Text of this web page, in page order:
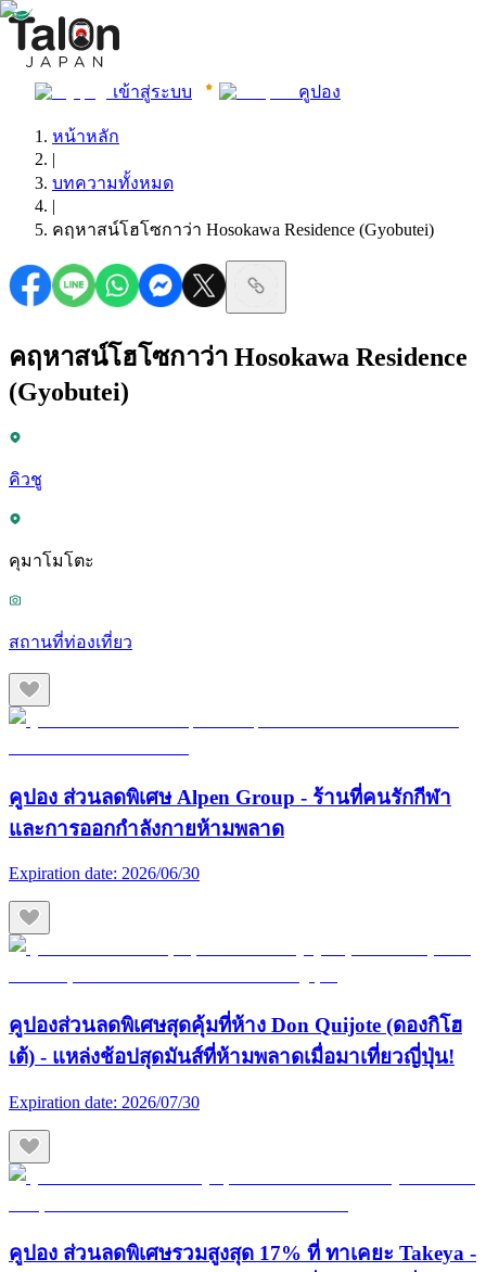
เข้าสู่ระบบ คูปอง
หน้าหลัก
|
บทความทั้งหมด
|
คฤหาสน์โฮโซกาว่า Hosokawa Residence (Gyobutei)
คฤหาสน์โฮโซกาว่า Hosokawa Residence
(Gyobutei)
คิวชู
คุมาโมโตะ
สถานที่ท่องเที่ยว
คูปอง ส่วนลดพิเศษ Alpen Group - ร้านที่คนรักกีฬา
และการออกกำลังกายห้ามพลาด
Expiration date: 2026/06/30
คูปองส่วนลดพิเศษสุดคุ้มที่ห้าง Don Quijote (ดองกิโฮ
เต้) - แหล่งช้อปสุดมันส์ที่ห้ามพลาดเมื่อมาเที่ยวญี่ปุ่น!
Expiration date: 2026/07/30
คูปอง ส่วนลดพิเศษรวมสูงสุด 17% ที่ ทาเคยะ Takeya -